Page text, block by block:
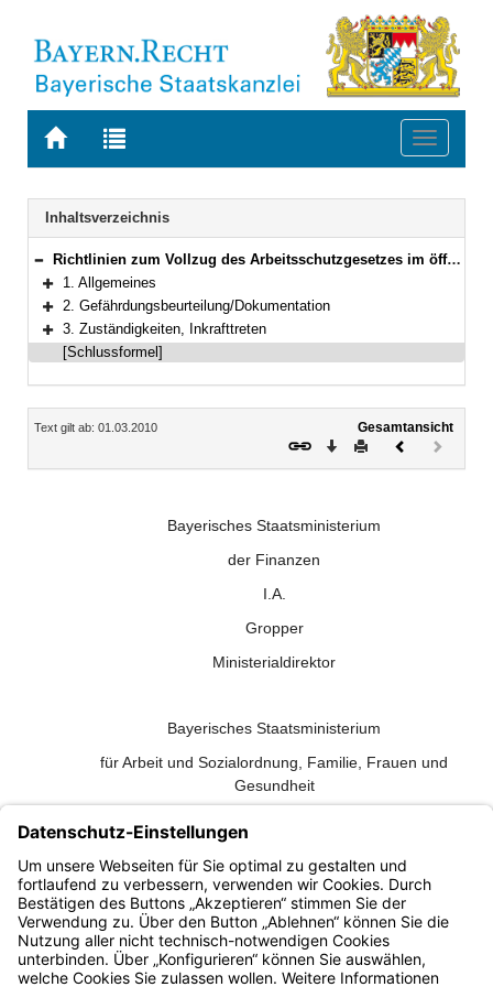
Zur
BAYERN.RECHT
Zur
letzten
Suche
Toggle
Navigation
Inhaltsverzeichnis
Bereich reduzieren
Richtlinien zum Vollzug des Arbeitsschutzgesetzes im öffentlichen Dienst des Freistaats Bayern
Bereich erweitern
1. Allgemeines
Bereich erweitern
2. Gefährdungsbeurteilung/Dokumentation
Bereich erweitern
3. Zuständigkeiten, Inkrafttreten
[Schlussformel]
Inhalt
Text gilt ab: 01.03.2010
Gesamtansicht
Download
DruckenVorheriges
Bayerisches Staatsministerium
der Finanzen
I.A.
Gropper
Ministerialdirektor
Bayerisches Staatsministerium
für Arbeit und Sozialordnung, Familie, Frauen und
Gesundheit
Ministerialdirektor
Bayern.de